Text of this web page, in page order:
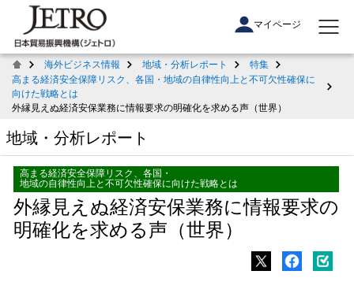
マイページ
海外ビジネス情報 地域・分析レポート
特集
高まる経済安全保障リスク、各国・地域の自律性向上と不可欠性確保に
向けた戦略とは
外縁見えぬ経済安保業務に情報要求の明確化を求める声（世界）
地域・分析レポート
高まる経済安全保障リスク、各国・
地域の自律性向上と不可欠性確保に向けた戦略とは
外縁見えぬ経済安保業務に情報要求の
明確化を求める声（世界）